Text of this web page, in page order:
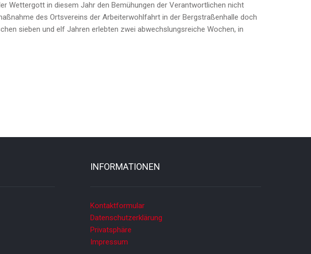
Wettergott in diesem Jahr den Bemühungen der Verantwortlichen nicht
des Ortsvereins der Arbeiterwohlfahrt in der Bergstraßenhalle doch
sieben und elf Jahren erlebten zwei abwechslungsreiche Wochen, in
INFORMATIONEN
Kontaktformular
Datenschutzerklärung
Privatsphäre
Impressum